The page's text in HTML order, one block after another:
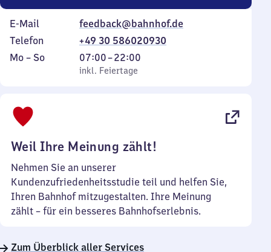
E-Mail
feedback@bahnhof.de
Telefon
+49 30 586020930
Montag
Mo – So,
inkl. Feiertage
07:00–22:00
Von
7
inkl. Feiertage
Weil Ihre Meinung zählt!
Nehmen Sie an unserer
Kundenzufriedenheitsstudie teil und helfen Sie,
Ihren Bahnhof mitzugestalten. Ihre Meinung
zählt – für ein besseres Bahnhofserlebnis.
Zum Überblick aller Services